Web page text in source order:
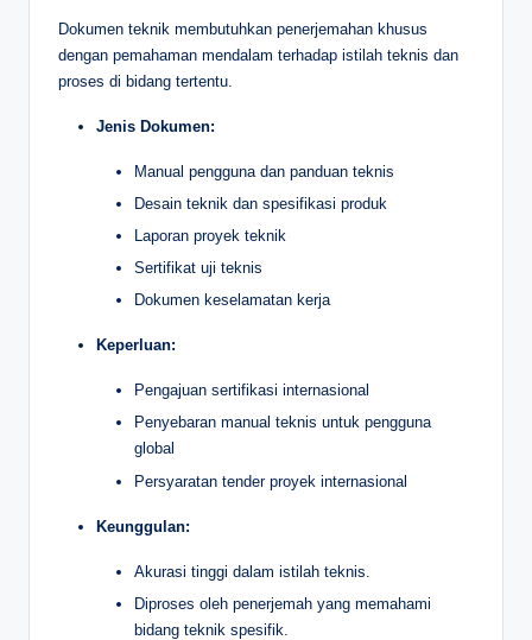
Dokumen teknik membutuhkan penerjemahan khusus
dengan pemahaman mendalam terhadap istilah teknis dan
proses di bidang tertentu.
Jenis Dokumen:
Manual pengguna dan panduan teknis
Desain teknik dan spesifikasi produk
Laporan proyek teknik
Sertifikat uji teknis
Dokumen keselamatan kerja
Keperluan:
Pengajuan sertifikasi internasional
Penyebaran manual teknis untuk pengguna
global
Persyaratan tender proyek internasional
Keunggulan:
Akurasi tinggi dalam istilah teknis.
Diproses oleh penerjemah yang memahami
bidang teknik spesifik.